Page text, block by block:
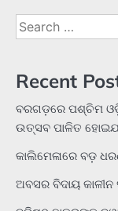
Search
for:
Recent
ବରଗଡ଼ରେ ପଶ୍ଚିମ
ଉତ୍ସବ ପାଳିତ
କାଲିମେଳାରେ ବଡ଼
ଅବସର ବିଦାୟ କାଳୀନ